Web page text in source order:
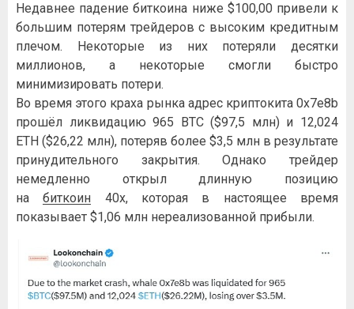
Недавнее падение биткоина ниже $100,00 привели к
большим потерям трейдеров с высоким кредитным
плечом. Некоторые из них потеряли десятки
миллионов, а некоторые смогли быстро
минимизировать потери.
Во время этого краха рынка адрес криптокита 0x7e8b
прошёл ликвидацию 965 BTC ($97,5 млн) и 12,024
ETH ($26,22 млн), потеряв более $3,5 млн в результате
принудительного закрытия. Однако трейдер
немедленно открыл длинную позицию
набиткоин 40x, которая в настоящее время
показывает $1,06 млн нереализованной прибыли.